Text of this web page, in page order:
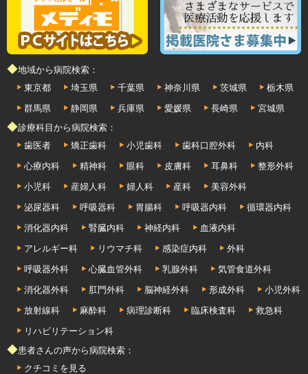
◆地域から病院検索：
東京都
埼玉県 千葉県 神奈川県 茨城県
栃木県
群馬県
静岡県 兵庫県 愛媛県 長崎県
宮城県
◆診療科目から病院検索：
歯医者
矯正歯科 小児歯科 歯科口腔外科
内科
心療内科
精神科 眼科 皮膚科 耳鼻科
整形外科
小児科
産婦人科 婦人科 産科
美容外科
泌尿器科
呼吸器科 胃腸科 呼吸器内科
循環器内科
消化器内科
腎臓内科 神経内科
血液内科
アレルギー科
リウマチ科 感染症内科
外科
呼吸器外科
心臓血管外科 乳腺外科
気管食道外科
消化器外科
肛門外科 脳神経外科 形成外科
小児外科
放射線科
麻酔科 病理診断科 臨床検査科
救急科
リハビリテーション科
◆患者さんの声から病院検索：
クチコミを見る